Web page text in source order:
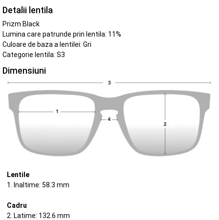
Detalii lentila
Prizm Black
Lumina care patrunde prin lentila: 11%
Culoare de baza a lentilei: Gri
Categorie lentila: S3
Dimensiuni
Lentile
1. Inaltime: 58.3 mm
Cadru
2. Latime: 132.6 mm